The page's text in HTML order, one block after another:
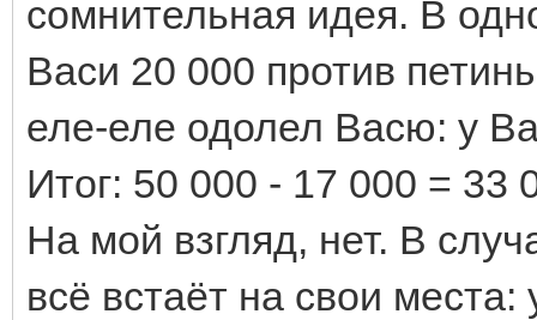
сомнительная идея. В
Васи 20 000 против
еле-еле одолел Васю: у
Итог: 50 000 - 17 000 = 33
На мой взгляд, нет. В
всё встаёт на свои